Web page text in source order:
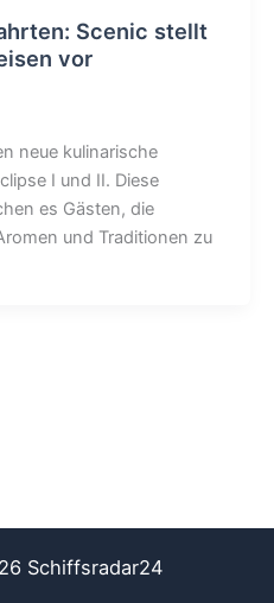
Scenic stellt
vor
neue kulinarische
I und II. Diese
es Gästen, die
und Traditionen zu
Schiffsradar24